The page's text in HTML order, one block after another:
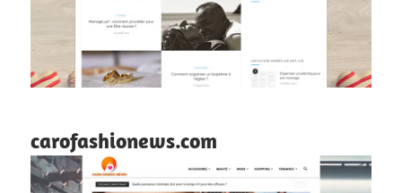
carofashionews.com